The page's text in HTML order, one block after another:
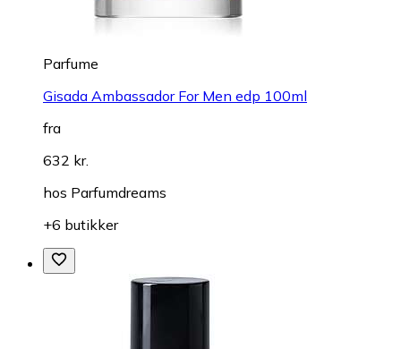
Parfume
Gisada Ambassador For Men edp 100ml
fra
632 kr.
hos Parfumdreams
+6 butikker